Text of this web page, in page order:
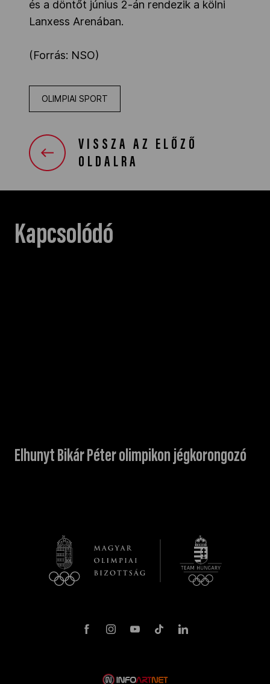
és a döntőt június 2-án rendezik a kölni
Lanxess Arenában.
(Forrás: NSO)
OLIMPIAI SPORT
VISSZA AZ ELŐZŐ
OLDALRA
Kapcsolódó
Elhunyt Bikár Péter olimpikon jégkorongozó